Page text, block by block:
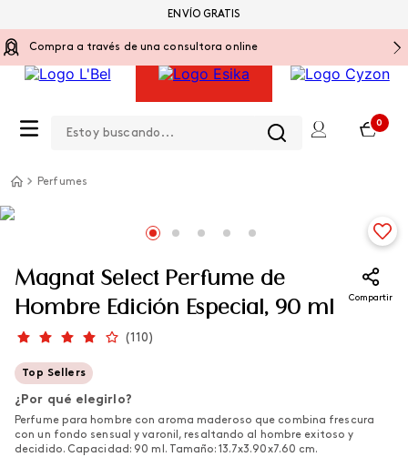
Compra a través de una consultora online
0
ENVÍO GRATIS
Perfumes
Magnat Select Perfume de
Hombre Edición Especial, 90 ml
Compartir
(110)
Top Sellers
¿Por qué elegirlo?
Perfume para hombre con aroma maderoso que combina frescura
con un fondo sensual y varonil, resaltando al hombre exitoso y
decidido. Capacidad: 90 ml. Tamaño: 13.7x3.90x7.60 cm.